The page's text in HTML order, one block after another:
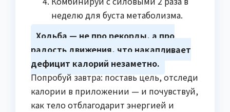
неделю для буста метаболизма.
Ходьба — не про рекорды, а про
радость движения, что накапливает
дефицит калорий незаметно.
Попробуй завтра: поставь цель, отследи
калории в приложении — и почувствуй,
как тело отблагодарит энергией и